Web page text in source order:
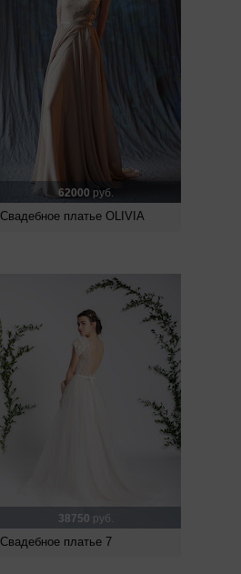
62000 руб.
Свадебное платье OLIVIA
38750 руб.
Свадебное платье 7